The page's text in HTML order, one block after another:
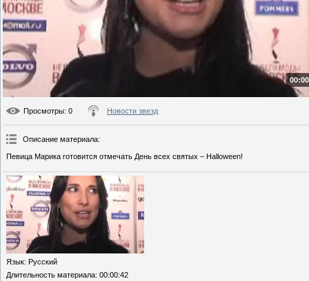
Просмотры: 0 Новости звезд
Описание материала:
Певица Марика готовится отмечать День всех святых – Halloween!
Язык: Русский
Длительность материала: 00:00:42